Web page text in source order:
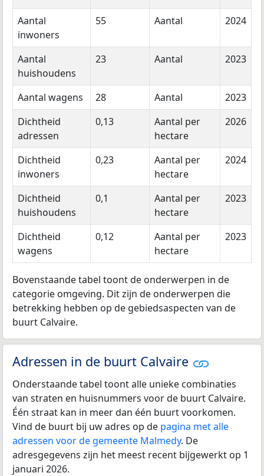
Aantal
inwoners
55 Aantal 2024
Aantal
huishoudens
23 Aantal 2023
Aantal wagens 28 Aantal
2023
Dichtheid
adressen
0,13
Aantal per
hectare
2026
Dichtheid
inwoners
0,23
Aantal per
hectare
2024
Dichtheid
huishoudens
0,1
Aantal per
hectare
2023
Dichtheid
wagens
0,12
Aantal per
hectare
2023
Bovenstaande tabel toont de onderwerpen in de
categorie omgeving. Dit zijn de onderwerpen die
betrekking hebben op de gebiedsaspecten van de
buurt Calvaire.
Adressen in de buurt Calvaire
Onderstaande tabel toont alle unieke combinaties
van straten en huisnummers voor de buurt Calvaire.
Één straat kan in meer dan één buurt voorkomen.
Vind de buurt bij uw adres op de pagina met alle
adressen voor de gemeente Malmedy. De
adresgegevens zijn het meest recent bijgewerkt op 1
januari 2026.